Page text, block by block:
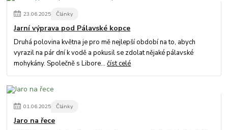
23.06.2025 Články
Jarní výprava pod Pálavské kopce
Druhá polovina května je pro mě nejlepší období na to, abych
vyrazil na pár dní k vodě a pokusil se zdolat nějaké pálavské
mohykány. Společně s Libore...číst celé
01.06.2025 Články
Jaro na řece